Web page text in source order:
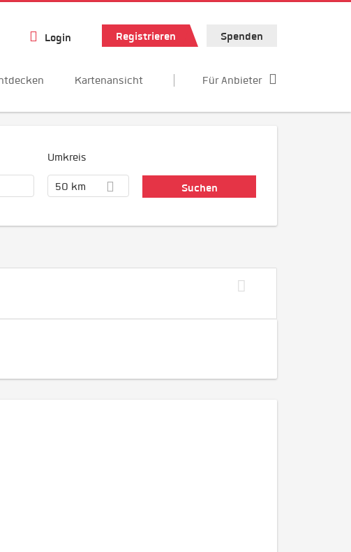
Login Registrieren Spenden
Kartenansicht Für Anbieter
Umkreis
50 km